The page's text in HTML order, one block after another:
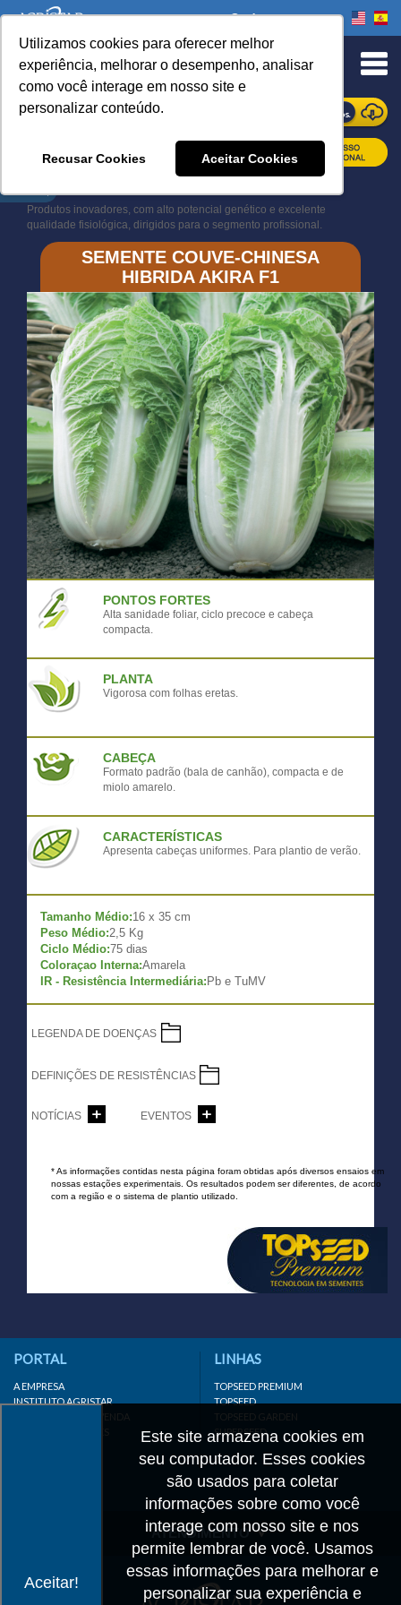
Utilizamos cookies para oferecer melhor
experiência, melhorar o desempenho, analisar
como você interage em nosso site e
personalizar conteúdo.
Recusar Cookies Aceitar Cookies
Onde comprar
ONDE COMPRAR
Produtos inovadores, com alto potencial genético e excelente
qualidade fisiológica, dirigidos para o segmento profissional.
SEMENTE COUVE-CHINESA
HIBRIDA AKIRA F1
PONTOS FORTES
Alta sanidade foliar, ciclo precoce e cabeça
compacta.
PLANTA
Vigorosa com folhas eretas.
CABEÇA
Formato padrão (bala de canhão), compacta e de
miolo amarelo.
CARACTERÍSTICAS
Apresenta cabeças uniformes. Para plantio de verão.
Tamanho Médio:16 x 35 cm
Peso Médio:2,5 Kg
Ciclo Médio:75 dias
Coloraçao Interna:Amarela
IR - Resistência Intermediária: Pb e TuMV
LEGENDA DE DOENÇAS
DEFINIÇÕES DE RESISTÊNCIAS
NOTÍCIAS EVENTOS
* As informações contidas nesta página foram obtidas após diversos ensaios em
nossas estações experimentais. Os resultados podem ser diferentes, de acordo
com a região e o sistema de plantio utilizado.
Aceitar!
Este site armazena cookies em
seu computador. Esses cookies
são usados para coletar
informações sobre como você
interage com nosso site e nos
permite lembrar de você. Usamos
essas informações para melhorar e
personalizar sua experiência e
PORTAL
A EMPRESA
INSTITUTO AGRISTAR
DISTRIBUIDOR/REVENDA
LINKS IMPORTANTES
LINHAS
TOPSEED PREMIUM
TOPSEED
TOPSEED GARDEN
SUPERSEED
ATENDIMENTO
CADASTRO